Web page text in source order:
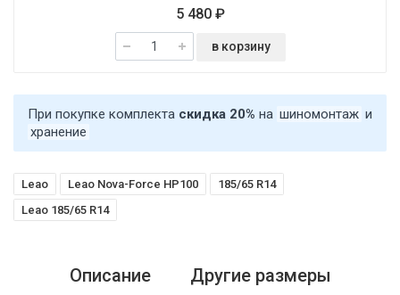
5 480 ₽
в корзину
При покупке комплекта скидка 20% на шиномонтаж и
хранение
Leao Leao Nova-Force HP100
185/65 R14
Leao 185/65 R14
Описание Другие размеры